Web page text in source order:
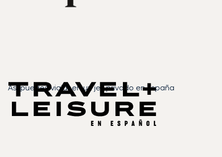
Así puedes viajar en un jet privado en España